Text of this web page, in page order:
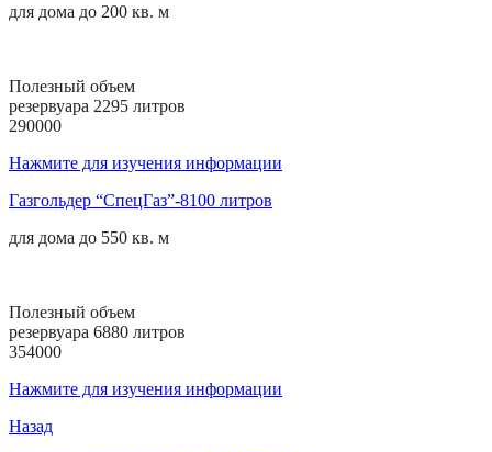
для дома до 200 кв. м
Полезный объем
резервуара 2295 литров
290000
Нажмите для изучения информации
Газгольдер “СпецГаз”-8100 литров
для дома до 550 кв. м
Полезный объем
резервуара 6880 литров
354000
Нажмите для изучения информации
Назад